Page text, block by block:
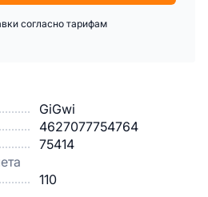
GiGwi
4627077754764
75414
110
согласно тарифам